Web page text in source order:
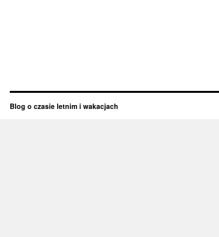
Blog o czasie letnim i wakacjach